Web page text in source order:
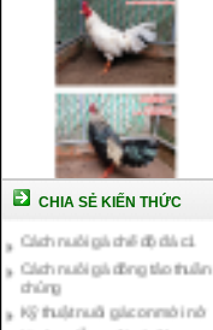
CHIA SẺ KIẾN THỨC
Cách nuôi gà đông tảo thuần
chủng
Kỹ thuật nuôi gà con mới nở
Hướng dẫn nuôi gà đá